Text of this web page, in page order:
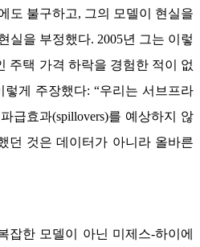
도 불구하고, 그의 모델이 현실을
실을 부정했다. 2005년 그는 이렇
주택 가격 하락을 경험한 적이 없
렇게 주장했다: “우리는 서브프라
급효과(spillovers)를 예상하지 않
던 것은 데이터가 아니라 올바른
잡한 모델이 아닌 미제스-하이에